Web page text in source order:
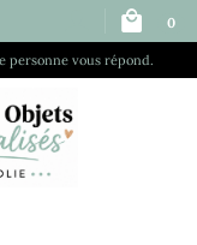
personne vous répond.
0